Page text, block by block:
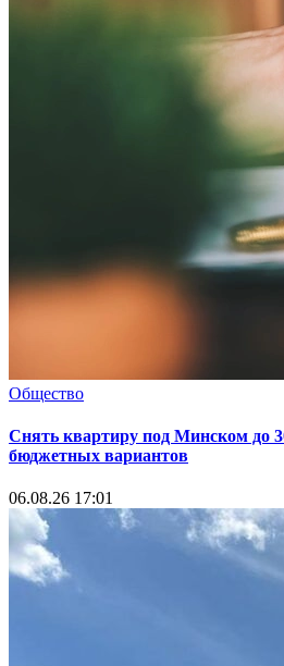
Общество
Снять квартиру под Минском до
бюджетных вариантов
06.08.26 17:01